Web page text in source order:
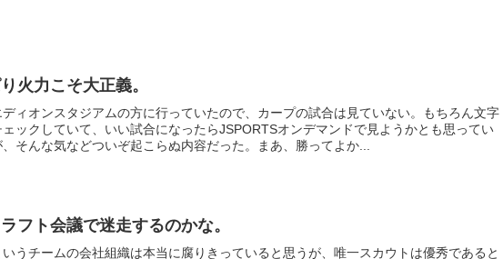
火力こそ大正義。
ィオンスタジアムの方に行っていたので、カープの試合は見ていない。もちろん文字
ックしていて、いい試合になったらJSPORTSオンデマンドで見ようかとも思ってい
そんな気などついぞ起こらぬ内容だった。まあ、勝ってよか...
フト会議で迷走するのかな。
いうチームの会社組織は本当に腐りきっていると思うが、唯一スカウトは優秀であると